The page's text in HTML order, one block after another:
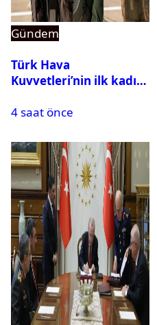
Gündem
Türk Hava
Kuvvetleri’nin ilk kadın
Karapınar hakkında
ortaya çıktı
4 saat önce